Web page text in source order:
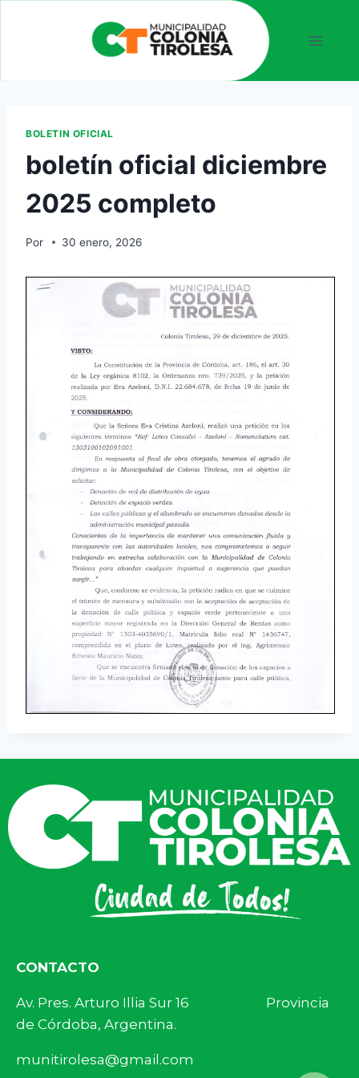
BOLETIN OFICIAL
boletín oficial diciembre
2025 completo
Por 30 enero, 2026
CONTACTO
Av. Pres. Arturo Illia Sur 16 Provincia
de Córdoba, Argentina.
munitirolesa@gmail.com